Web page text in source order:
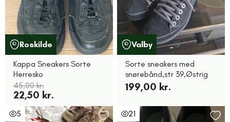
Roskilde
Kappa Sneakers Sorte
Herresko
45,00 kr.
22,50 kr.
Valby
Sorte sneakers med
snørebånd,str 39,Østrig
199,00 kr.
5 21